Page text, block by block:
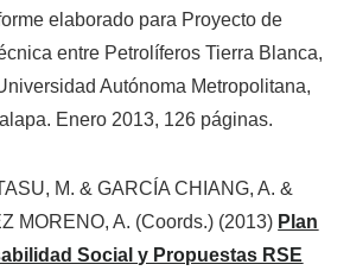
elaborado para Proyecto de
entre Petrolíferos Tierra Blanca,
Autónoma Metropolitana,
Enero 2013, 126 páginas.
M. & GARCÍA CHIANG, A. &
MORENO, A. (Coords.) (2013) Plan
Social y Propuestas RSE